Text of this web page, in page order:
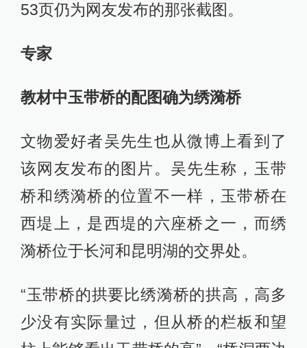
53页仍为网友发布的那张截图。
专家
教材中玉带桥的配图确为绣漪桥
文物爱好者吴先生也从微博上看到了
该网友发布的图片。吴先生称，玉带
桥和绣漪桥的位置不一样，玉带桥在
西堤上，是西堤的六座桥之一，而绣
漪桥位于长河和昆明湖的交界处。
“玉带桥的拱要比绣漪桥的拱高，高多
少没有实际量过，但从桥的栏板和望